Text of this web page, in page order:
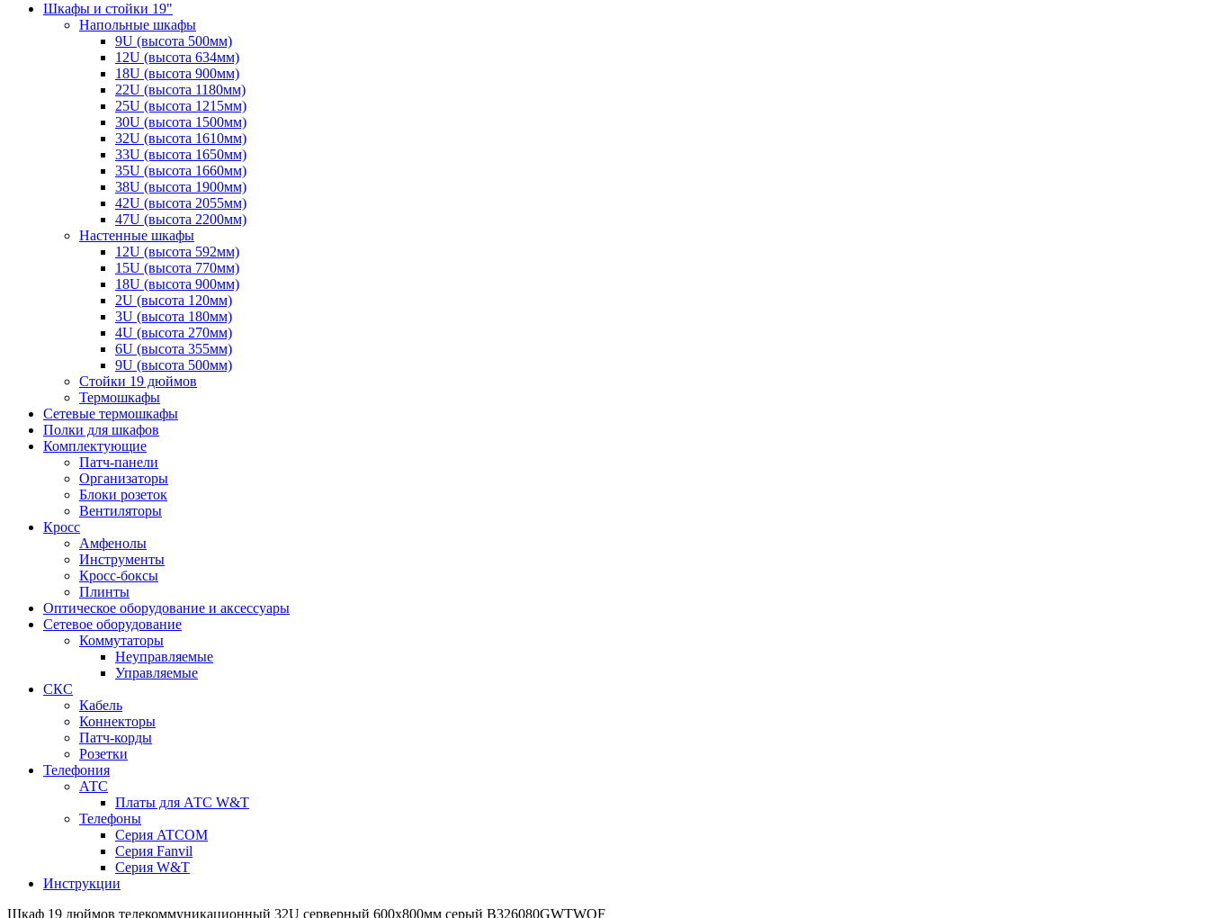
Шкафы и стойки 19"
Напольные шкафы
9U (высота 500мм)
12U (высота 634мм)
18U (высота 900мм)
22U (высота 1180мм)
25U (высота 1215мм)
30U (высота 1500мм)
32U (высота 1610мм)
33U (высота 1650мм)
35U (высота 1660мм)
38U (высота 1900мм)
42U (высота 2055мм)
47U (высота 2200мм)
Настенные шкафы
12U (высота 592мм)
15U (высота 770мм)
18U (высота 900мм)
2U (высота 120мм)
3U (высота 180мм)
4U (высота 270мм)
6U (высота 355мм)
9U (высота 500мм)
Стойки 19 дюймов
Термошкафы
Сетевые термошкафы
Полки для шкафов
Комплектующие
Патч-панели
Организаторы
Блоки розеток
Вентиляторы
Кросс
Амфенолы
Инструменты
Кросс-боксы
Плинты
Оптическое оборудование и аксессуары
Сетевое оборудование
Коммутаторы
Неуправляемые
Управляемые
СКС
Кабель
Коннекторы
Патч-корды
Розетки
Телефония
АТС
Платы для АТС W&T
Телефоны
Серия ATCOM
Серия Fanvil
Серия W&T
Инструкции
Шкаф 19 дюймов телекоммуникационный 32U серверный 600x800мм серый B326080GWTWOF